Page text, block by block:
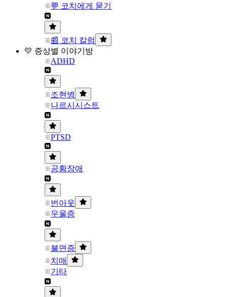
💬 코치에게 묻기
📰 코치 칼럼
💛 증상별 이야기방
ADHD
조현병
나르시시스트
PTSD
공황장애
번아웃
우울증
불면증
치매
기타